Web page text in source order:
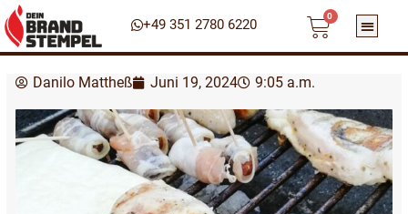
Zum
Inhalt
springen
+49 351 2780 6220
0
Danilo Mattheß Juni 19, 2024 9:05 a.m.